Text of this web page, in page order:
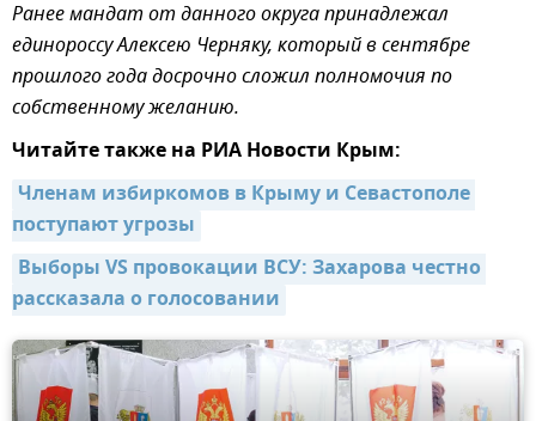
Ранее мандат от данного округа принадлежал
единороссу Алексею Черняку, который в сентябре
прошлого года досрочно сложил полномочия по
собственному желанию.
Читайте также на РИА Новости Крым:
Членам избиркомов в Крыму и Севастополе
поступают угрозы
Выборы VS провокации ВСУ: Захарова честно
рассказала о голосовании